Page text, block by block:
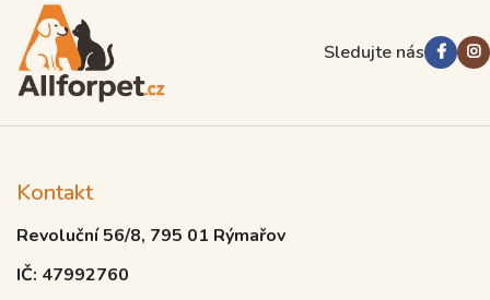
Sledujte nás
Kontakt
Revoluční 56/8, 795 01 Rýmařov
IČ: 47992760